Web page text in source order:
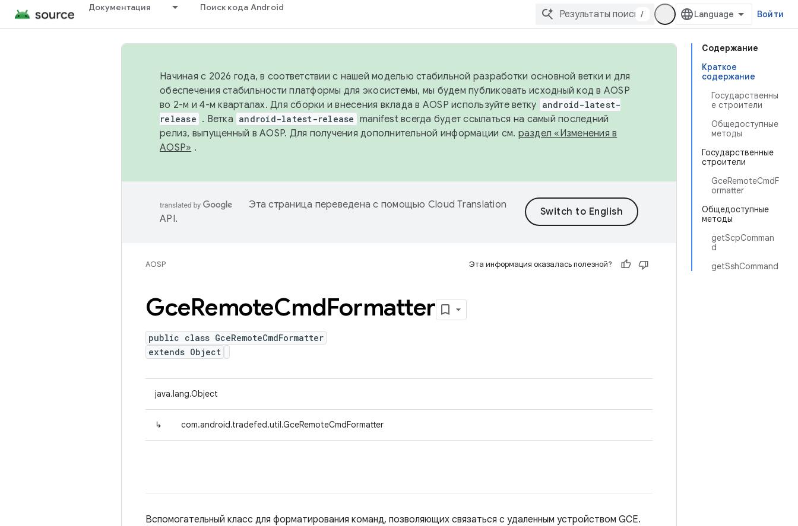
Документация Поиск кода Android
/ Войти
Содержание
Краткое
содержание
Государственны
е строители
Общедоступные
методы
Государственные
строители
GceRemoteCmdF
ormatter
Общедоступные
методы
getScpComman
d
getSshCommand
Начиная с 2026 года, в соответствии с нашей моделью стабильной разработки основной ветки и для
обеспечения стабильности платформы для экосистемы, мы будем публиковать исходный код в AOSP
во 2-м и 4-м кварталах. Для сборки и внесения вклада в AOSP используйте ветку android-latest-
release . Ветка android-latest-release manifest всегда будет ссылаться на самый последний
релиз, выпущенный в AOSP. Для получения дополнительной информации см. раздел «Изменения в
AOSP» .
Эта страница переведена с помощью Cloud Translation
API.
AOSP Эта информация оказалась полезной?
GceRemoteCmdFormatter
public class GceRemoteCmdFormatter
extends Object
java.lang.Object
↳ com.android.tradefed.util.GceRemoteCmdFormatter
Вспомогательный класс для форматирования команд, позволяющих связаться с удаленным устройством GCE.